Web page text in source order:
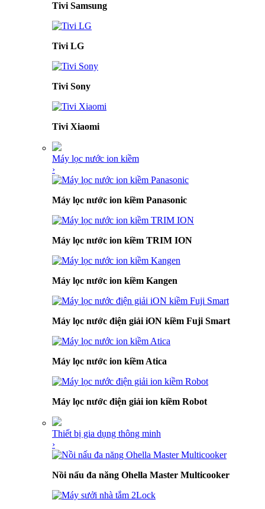
Tivi Samsung
Tivi LG
Tivi Sony
Tivi Xiaomi
Máy lọc nước ion kiềm
›
Máy lọc nước ion kiềm Panasonic
Máy lọc nước ion kiềm TRIM ION
Máy lọc nước ion kiềm Kangen
Máy lọc nước điện giải iON kiềm Fuji Smart
Máy lọc nước ion kiềm Atica
Máy lọc nước điện giải ion kiềm Robot
Thiết bị gia dụng thông minh
›
Nồi nấu đa năng Ohella Master Multicooker